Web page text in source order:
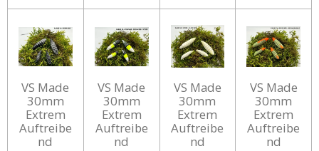
VS Made
30mm
Extrem
Auftreibe
nd
VS Made
30mm
Extrem
Auftreibe
nd
VS Made
30mm
Extrem
Auftreibe
nd
VS Made
30mm
Extrem
Auftreibe
nd